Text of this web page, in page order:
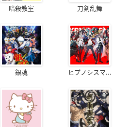
暗殺教室 刀剣乱舞
銀魂 ヒプノシスマ...